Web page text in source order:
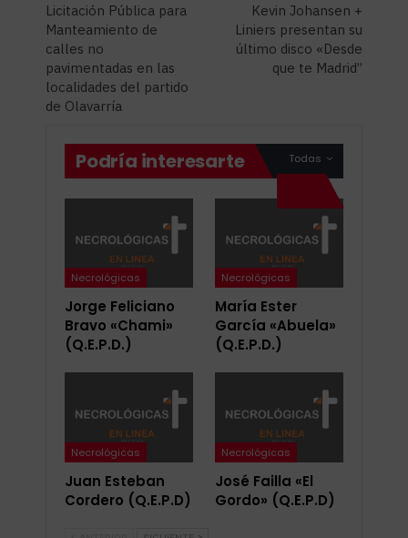
Licitación Pública para
Manteamiento de
calles no
pavimentadas en las
localidades del partido
de Olavarría
Kevin Johansen +
Liniers presentan su
último disco «Desde
que te Madrid”
Todas
Podría interesarte
Necrológicas
Jorge Feliciano
Bravo «Chami»
(Q.E.P.D.)
Necrológicas
María Ester
García «Abuela»
(Q.E.P.D.)
Necrológicas
Juan Esteban
Cordero (Q.E.P.D)
Necrológicas
José Failla «El
Gordo» (Q.E.P.D)